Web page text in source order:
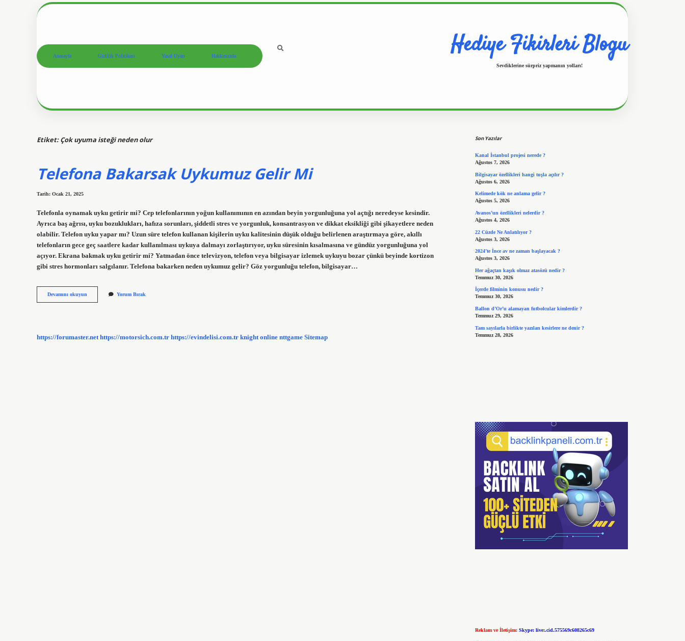
Anasayfa Gizlilik Politikası Yasal Uyarı Hakkımızda Hediye Fikirleri Blogu
Sevdiklerine sürpriz yapmanın yolları!
Etiket:Çok uyuma isteği neden olur
Telefona Bakarsak Uykumuz Gelir Mi
Tarih: Ocak 21, 2025
Telefonla oynamak uyku getirir mi? Cep telefonlarının yoğun kullanımının en azından beyin yorgunluğuna yol açtığı neredeyse kesindir.
Ayrıca baş ağrısı, uyku bozuklukları, hafıza sorunları, şiddetli stres ve yorgunluk, konsantrasyon ve dikkat eksikliği gibi şikayetlere neden
olabilir. Telefon uyku yapar mı? Uzun süre telefon kullanan kişilerin uyku kalitesinin düşük olduğu belirlenen araştırmaya göre, akıllı
telefonların gece geç saatlere kadar kullanılması uykuya dalmayı zorlaştırıyor, uyku süresinin kısalmasına ve gündüz yorgunluğuna yol
açıyor. Ekrana bakmak uyku getirir mi? Yatmadan önce televizyon, telefon veya bilgisayar izlemek uykuyu bozar çünkü beyinde kortizon
gibi stres hormonları salgılanır. Telefona bakarken neden uykumuz gelir? Göz yorgunluğu telefon, bilgisayar…
Devamını okuyun
Bakarsak
Yorum Bırak
https://forumaster.net https://motorsich.com.tr https://evindelisi.com.tr knight online nttgame Sitemap
Son Yazılar
Kanal İstanbul projesi nerede ?
Ağustos 7, 2026
Bilgisayar özellikleri hangi tuşla açılır ?
Ağustos 6, 2026
Kelimede kök ne anlama gelir ?
Ağustos 5, 2026
Avanos’un özellikleri nelerdir ?
Ağustos 4, 2026
22 Cüzde Ne Anlatılıyor ?
Ağustos 3, 2026
2024’te İnce av ne zaman başlayacak ?
Ağustos 3, 2026
Her ağaçtan kaşık olmaz atasözü nedir ?
Temmuz 30, 2026
İçerde filminin konusu nedir ?
Temmuz 30, 2026
Ballon d’Or’u alamayan futbolcular kimlerdir ?
Temmuz 29, 2026
Tam sayılarla birlikte yazılan kesirlere ne denir ?
Temmuz 28, 2026
Reklam ve İletişim: Skype: live:.cid.575569c608265c69